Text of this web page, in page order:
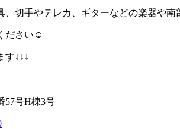
切手やテレカ、ギターなどの楽器や南
ださい☺
す↓↓↓
57号H棟3号